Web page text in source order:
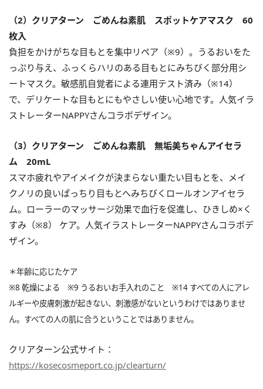
（2）クリアターン ごめんね素肌 スポットケアマスク 60
枚入
負担をかけがちな目もとを集中リペア（※9）。うるおいをた
っぷり与え、ふっくらハリのある目もとにみちびく部分用シ
ートマスク。敏感肌自覚者による連用テスト済み（※14）
で、デリケートな目もとにもやさしい使い心地です。人気イラ
ストレーターNAPPYさんコラボデザイン。
（3）クリアターン ごめんね素肌 無垢美ちゃんアイセラ
ム 20mL
スマホ疲れやアイメイクが決まらない重たい目もとを、メイ
クノリの良いぱっちり目もとへみちびくロールオンアイセラ
ム。ローラーのマッサージ効果で血行を促進し、ひきしめ×く
すみ（※8） ケア。人気イラストレーターNAPPYさんコラボデ
ザイン。
＊年齢に応じたケア
※8 乾燥による ※9 うるおいお手入れのこと ※14 すべての人にアレ
ルギーや皮膚刺激が起きない、刺激感がないというわけではありませ
ん。すべての人の肌に合うということではありません。
クリアターン公式サイト：
https://kosecosmeport.co.jp/clearturn/